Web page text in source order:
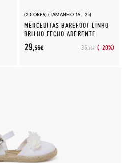
(2 CORES) (TAMANHO 19 - 25)
MERCEDITAS BAREFOOT LINHO
BRILHO FECHO ADERENTE
36,95€ (-20%)
29,56€